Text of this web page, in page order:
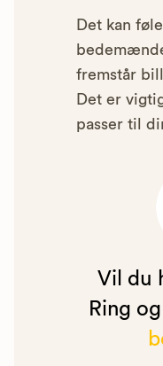
Det kan
fremstår
Det er
passer til
Vil du
Ring